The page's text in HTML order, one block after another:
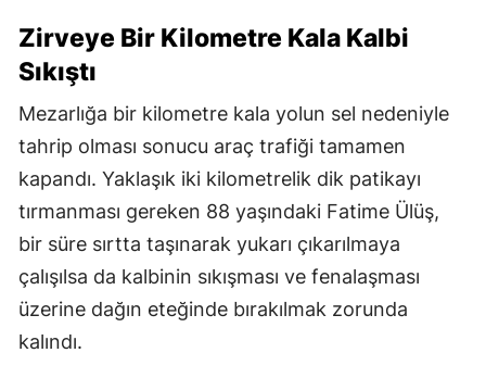
Zirveye Bir Kilometre Kala Kalbi
Sıkıştı
Mezarlığa bir kilometre kala yolun sel nedeniyle
tahrip olması sonucu araç trafiği tamamen
kapandı. Yaklaşık iki kilometrelik dik patikayı
tırmanması gereken 88 yaşındaki Fatime Ülüş,
bir süre sırtta taşınarak yukarı çıkarılmaya
çalışılsa da kalbinin sıkışması ve fenalaşması
üzerine dağın eteğinde bırakılmak zorunda
kalındı.